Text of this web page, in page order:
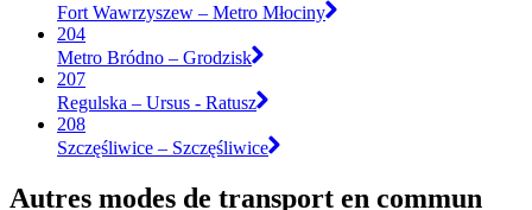
Fort Wawrzyszew – Metro Młociny
204
Metro Bródno – Grodzisk
207
Regulska – Ursus - Ratusz
208
Szczęśliwice – Szczęśliwice
Autres modes de transport en commun